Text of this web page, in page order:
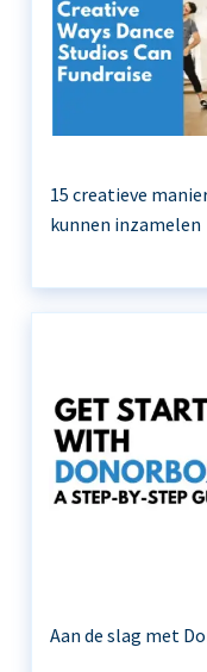
15 creatieve
kunnen inzamelen
Aan de slag met